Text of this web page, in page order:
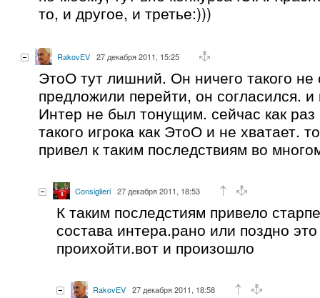
то, и другое, и третье:)))
RakovEV 27 декабря 2011, 15:25
ЭтоО тут лишний. Он ничего такого не
предложили перейти, он согласился. и
Интер не был тонущим. сейчас как
такого игрока как ЭтоО и не хватает.
привел к таким последствиям во
Consiglieri 27 декабря 2011, 18:53
К таким последстиям привело
состава интера.рано или поздно
проихойти.вот и произошло
RakovEV 27 декабря 2011, 18:58